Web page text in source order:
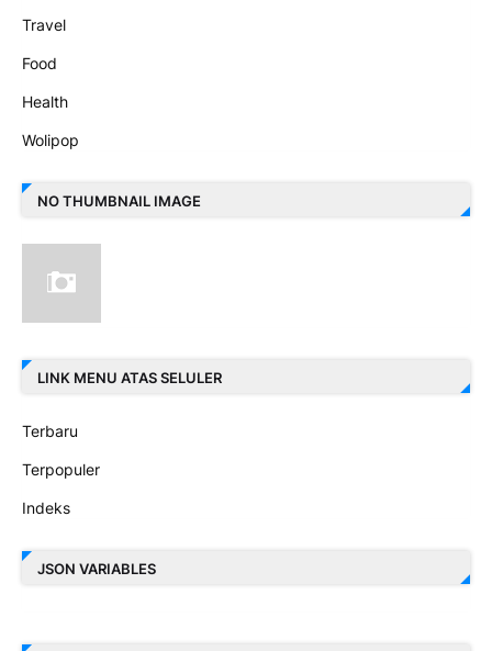
Travel
Food
Health
Wolipop
NO THUMBNAIL IMAGE
LINK MENU ATAS SELULER
Terbaru
Terpopuler
Indeks
JSON VARIABLES